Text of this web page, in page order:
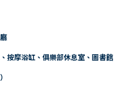
按摩浴缸、俱樂部休息室、圖書館